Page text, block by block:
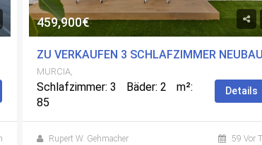
459,900€
MURCIA,
Schlafzimmer: 3 Bäder: 2
m²:
85
Details
Rupert W. Gehmacher 59 Vor